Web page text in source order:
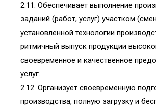
2.11. Обеспечивает выполнение
заданий (работ, услуг) участком
установленной технологии
ритмичный выпуск продукции
своевременное и качественное
услуг.
2.12. Организует своевременную
производства, полную загрузку и